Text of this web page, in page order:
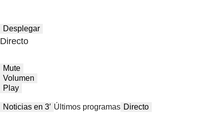
Desplegar
Directo
Mute
Volumen
Play
Noticias en 3′ Últimos programas Directo